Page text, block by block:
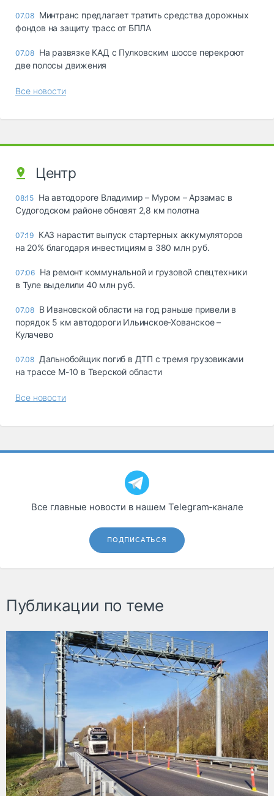
07.08 Минтранс предлагает тратить средства дорожных
фондов на защиту трасс от БПЛА
07.08 На развязке КАД с Пулковским шоссе перекроют
две полосы движения
Все новости
Центр
08:15 На автодороге Владимир – Муром – Арзамас в
Судогодском районе обновят 2,8 км полотна
07:19 КАЗ нарастит выпуск стартерных аккумуляторов
на 20% благодаря инвестициям в 380 млн руб.
07:06 На ремонт коммунальной и грузовой спецтехники
в Туле выделили 40 млн руб.
07.08 В Ивановской области на год раньше привели в
порядок 5 км автодороги Ильинское-Хованское –
Кулачево
07.08 Дальнобойщик погиб в ДТП с тремя грузовиками
на трассе М-10 в Тверской области
Все новости
Все главные новости в нашем Telegram‑канале
ПОДПИСАТЬСЯ
Публикации по теме